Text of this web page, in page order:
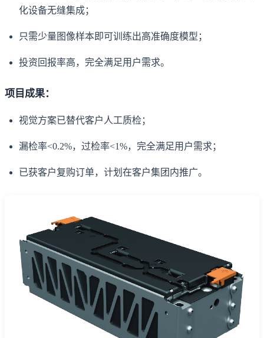
化设备无缝集成；
只需少量图像样本即可训练出高准确度模型；
投资回报率高，完全满足用户需求。
项目成果：
视觉方案已替代客户人工质检；
漏检率<0.2%，过检率<1%，完全满足用户需求；
已获客户复购订单，计划在客户集团内推广。